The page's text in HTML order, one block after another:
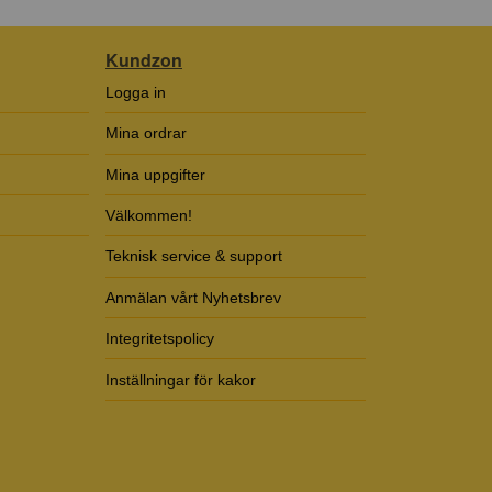
Kundzon
Logga in
Mina ordrar
Mina uppgifter
Välkommen!
Teknisk service & support
Anmälan vårt Nyhetsbrev
Integritetspolicy
Inställningar för kakor